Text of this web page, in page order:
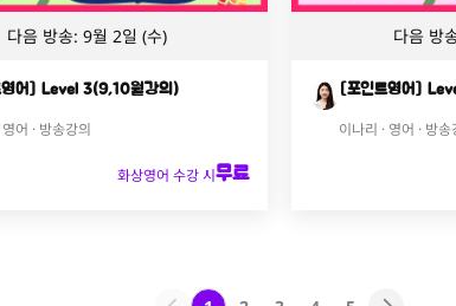
다음 방송: 9월 2일 (수)
영어] Level 3(9,10월강의)
어 · 방송강의
화상영어 수강 시무료
다음 방
[포인트영어]
이나리 · 영어 · 방송